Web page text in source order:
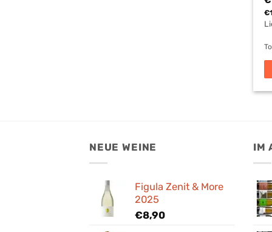
€
NEUE WEINE
Figula Zenit & More
2025
€8,90
IM